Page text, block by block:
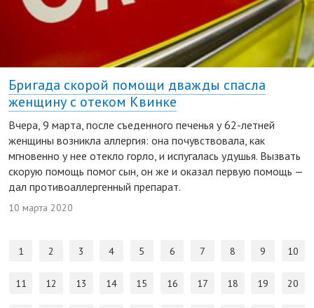
Бригада скорой помощи дважды спасла
женщину с отеком Квинке
Вчера, 9 марта, после съеденного печенья у 62-летней
женщины возникла аллергия: она почувствовала, как
мгновенно у нее отекло горло, и испугалась удушья. Вызвать
скорую помощь помог сын, он же и оказал первую помощь —
дал противоаллергенный препарат.
10 марта 2020
1 2 3 4 5 6 7 8 9 10
11 12 13 14 15 16 17 18 19 20